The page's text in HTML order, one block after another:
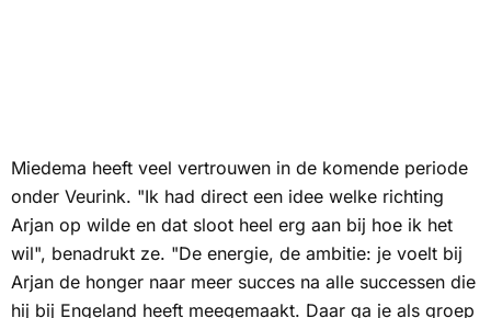
Miedema heeft veel vertrouwen in de komende periode
onder Veurink. "Ik had direct een idee welke richting
Arjan op wilde en dat sloot heel erg aan bij hoe ik het
wil", benadrukt ze. "De energie, de ambitie: je voelt bij
Arjan de honger naar meer succes na alle successen die
hij bij Engeland heeft meegemaakt. Daar ga je als groep